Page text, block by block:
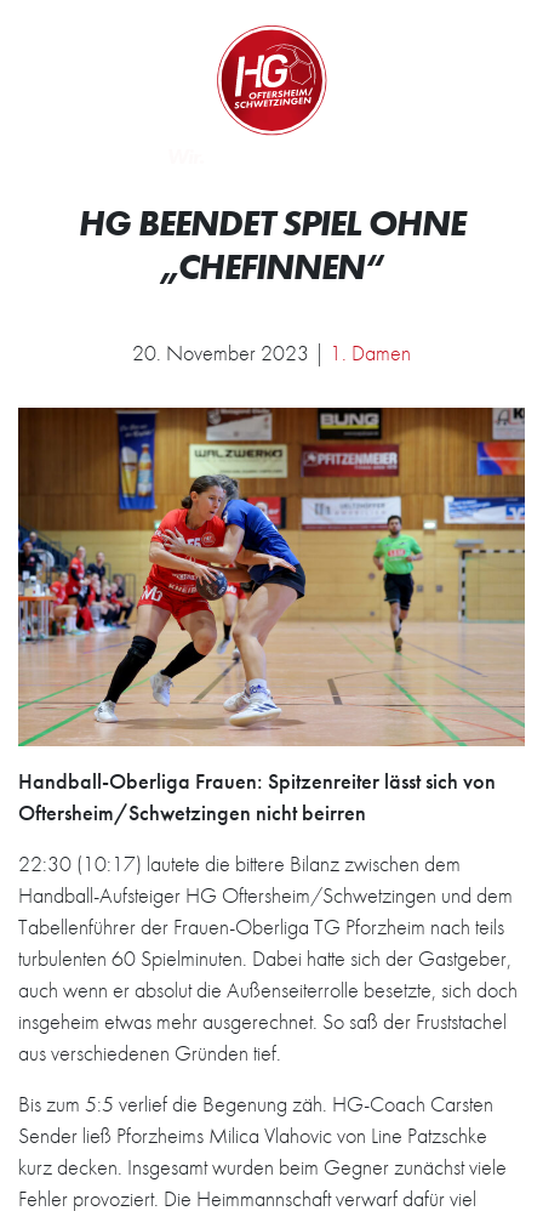
Zur Startseite
HG BEENDET SPIEL OHNE
„CHEFINNEN“
20. November 2023 | 1. Damen
Handball-Oberliga Frauen: Spitzenreiter lässt sich von
Oftersheim/Schwetzingen nicht beirren
22:30 (10:17) lautete die bittere Bilanz zwischen dem
Handball-Aufsteiger HG Oftersheim/Schwetzingen und dem
Tabellenführer der Frauen-Oberliga TG Pforzheim nach teils
turbulenten 60 Spielminuten. Dabei hatte sich der Gastgeber,
auch wenn er absolut die Außenseiterrolle besetzte, sich doch
insgeheim etwas mehr ausgerechnet. So saß der Fruststachel
aus verschiedenen Gründen tief.
Bis zum 5:5 verlief die Begenung zäh. HG-Coach Carsten
Sender ließ Pforzheims Milica Vlahovic von Line Patzschke
kurz decken. Insgesamt wurden beim Gegner zunächst viele
Fehler provoziert. Die Heimmannschaft verwarf dafür viel